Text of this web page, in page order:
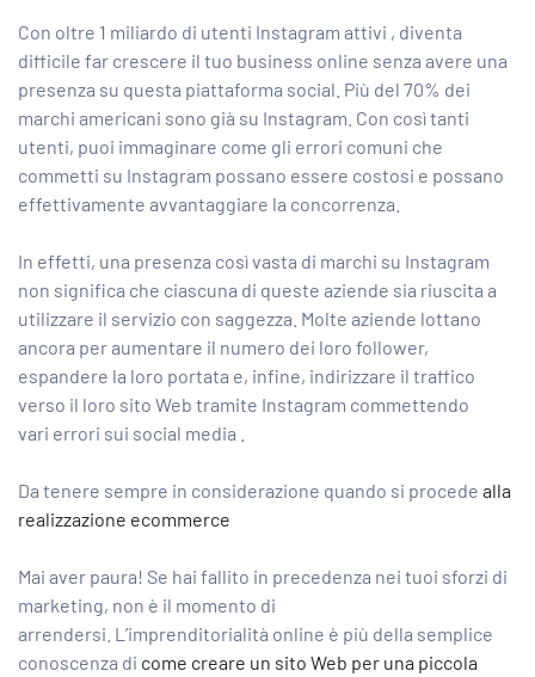
Con oltre 1 miliardo di utenti Instagram attivi , diventa
difficile far crescere il tuo business online senza avere una
presenza su questa piattaforma social. Più del 70% dei
marchi americani sono già su Instagram. Con così tanti
utenti, puoi immaginare come gli errori comuni che
commetti su Instagram possano essere costosi e possano
effettivamente avvantaggiare la concorrenza.
In effetti, una presenza così vasta di marchi su Instagram
non significa che ciascuna di queste aziende sia riuscita a
utilizzare il servizio con saggezza. Molte aziende lottano
ancora per aumentare il numero dei loro follower,
espandere la loro portata e, infine, indirizzare il traffico
verso il loro sito Web tramite Instagram commettendo
vari errori sui social media
Da tenere sempre in considerazione quando si procede alla
realizzazione ecommerce
Mai aver paura! Se hai fallito in precedenza nei tuoi sforzi di
marketing, non è il momento di
arrendersi. L’imprenditorialità online è più della semplice
conoscenza di come creare un sito Web per una piccola